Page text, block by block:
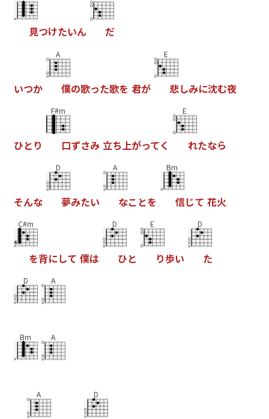
見つけたいん だ
いつか
A
僕の歌った歌を 君が
E
悲しみに沈む夜
ひと り
F#m
口ずさみ 立ち上がってく
E
れたなら
そんな
D
夢みたい
A
なこ とを
Bm
信じて 花火
C#m
を背にして 僕は
D
ひと
E
り歩い
D
た
D A
Bm A
A D